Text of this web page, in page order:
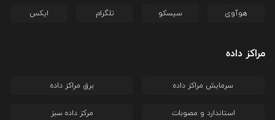
هوآوی سیسکو تلگرام ایکس
مراکز داده
سرمایش مراکز داده برق مراکز داده
استاندارد و مصوبات مرکز داده سبز